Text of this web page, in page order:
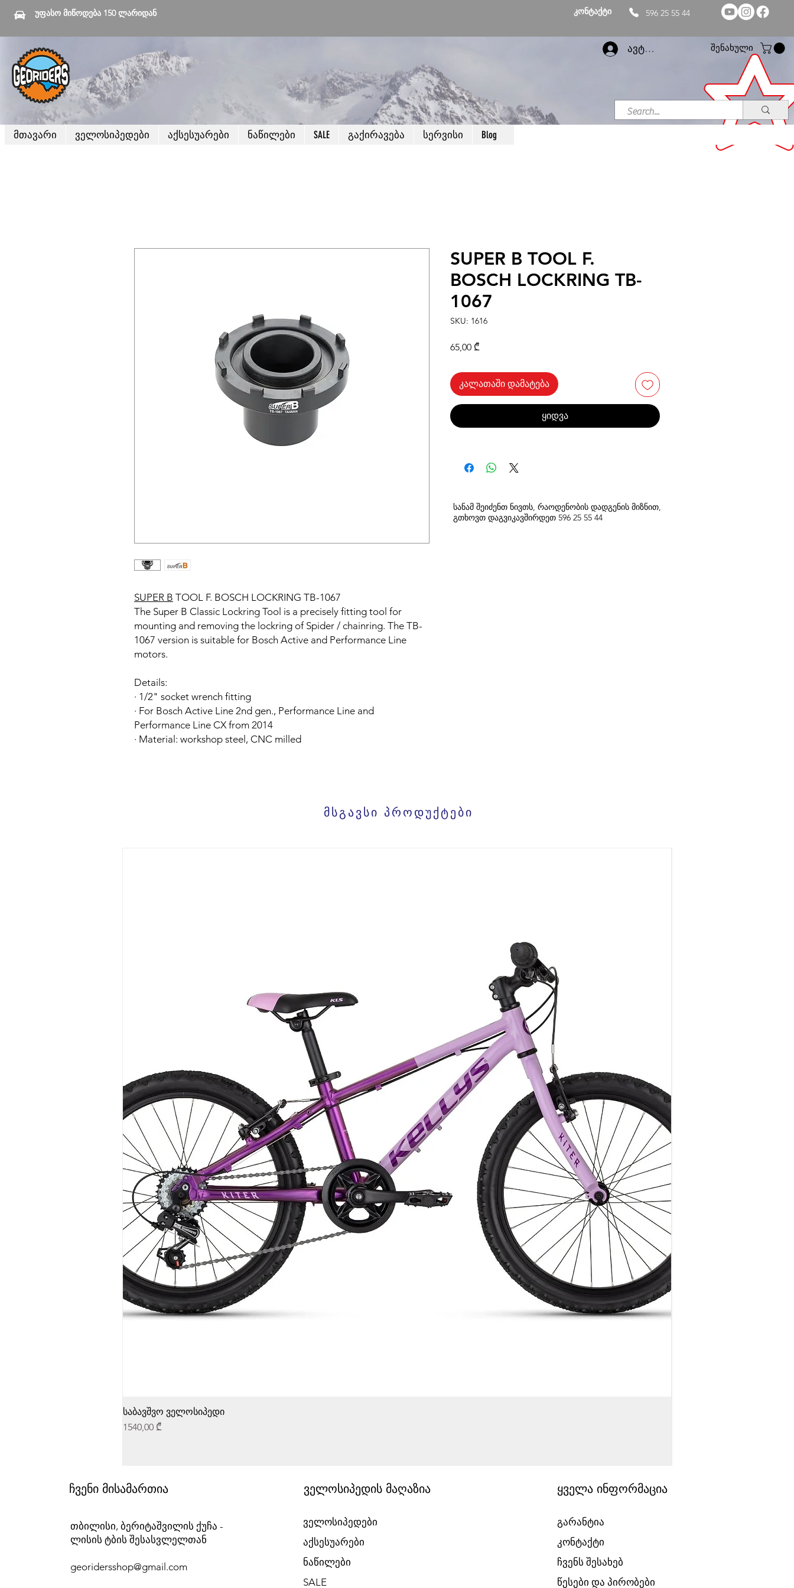
უფასო მიწოდება 150 ლარიდან კონტაქტი 596 25 55 44
ავტორიზაცია შენახული
მთავარი ველოსიპედები აქსესუარები ნაწილები SALE გაქირავება სერვისი Blog
SUPER B TOOL F. BOSCH LOCKRING TB-1067
The Super B Classic Lockring Tool is a precisely fitting tool for
mounting and removing the lockring of Spider / chainring. The TB-
1067 version is suitable for Bosch Active and Performance Line
motors.
Details:
· 1/2" socket wrench fitting
· For Bosch Active Line 2nd gen., Performance Line and
Performance Line CX from 2014
· Material: workshop steel, CNC milled
SUPER B TOOL F.
BOSCH LOCKRING TB-
1067
SKU: 1616
65,00 ₾
კალათაში დამატება
ყიდვა
სანამ შეიძენთ ნივთს, რაოდენობის დადგენის მიზნით,
გთხოვთ დაგვიკავშირდეთ 596 25 55 44
მსგავსი პროდუქტები
საბავშვო ველოსიპედი
Price
1540,00 ₾
ჩვენი მისამართია
თბილისი, ბერიტაშვილის ქუჩა -
ლისის ტბის შესასვლელთან
georidersshop@gmail.com
ველოსიპედის მაღაზია
ველოსიპედები
აქსესუარები
ნაწილები
SALE
ყველა ინფორმაცია
გარანტია
კონტაქტი
ჩვენს შესახებ
წესები და პირობები